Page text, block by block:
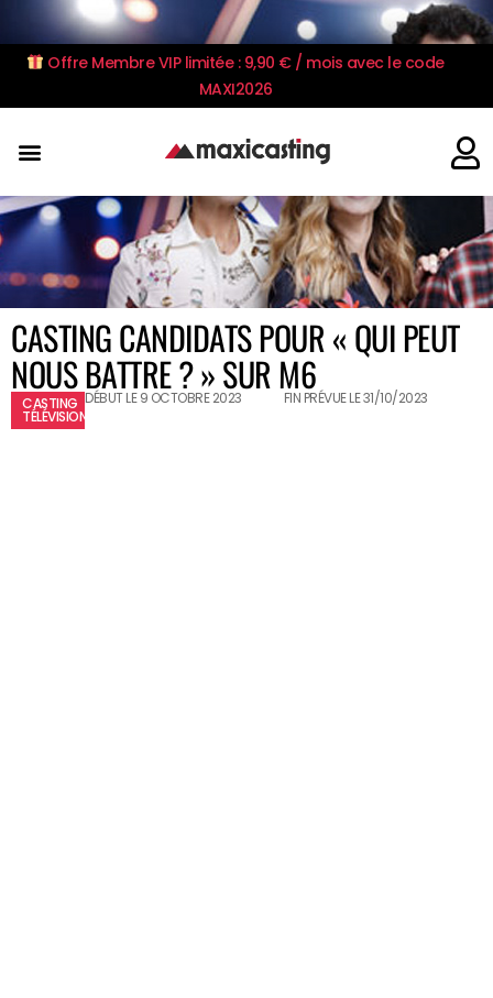
Offre Membre VIP limitée : 9,90 € / mois avec le code
MAXI2026
CASTING CANDIDATS POUR « QUI PEUT
NOUS BATTRE ? » SUR M6
CASTING
TÉLÉVISION
DÉBUT LE 9 OCTOBRE 2023 FIN PRÉVUE LE 31/10/2023